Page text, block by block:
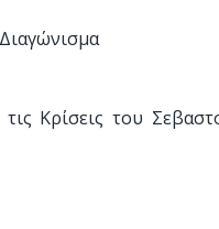
Κρίσεις του